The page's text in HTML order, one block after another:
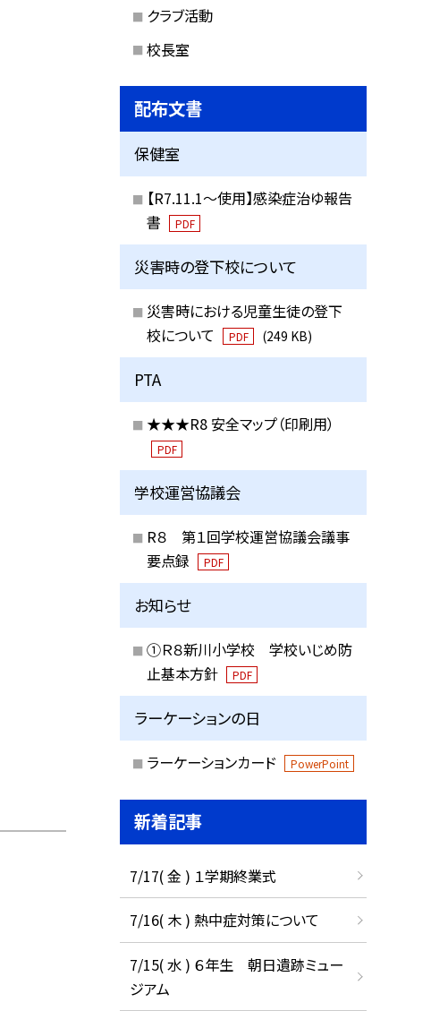
クラブ活動
校長室
配布文書
保健室
【R7.11.1～使用】感染症治ゆ報告
書
PDF
災害時の登下校について
災害時における児童生徒の登下
校について
PDF (249 KB)
PTA
★★★R8 安全マップ（印刷用）
PDF
学校運営協議会
R８ 第１回学校運営協議会議事
要点録
PDF
お知らせ
①Ｒ８新川小学校 学校いじめ防
止基本方針
PDF
ラーケーションの日
ラーケーションカード PowerPoint
新着記事
7/17( 金 ) １学期終業式
7/16( 木 ) 熱中症対策について
7/15( 水 ) ６年生 朝日遺跡ミュー
ジアム